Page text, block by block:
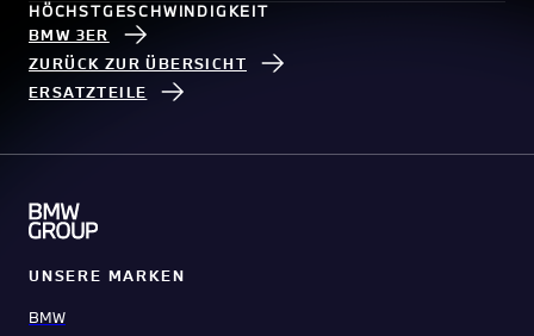
HÖCHSTGESCHWINDIGKEIT
BMW 3ER
ZURÜCK ZUR ÜBERSICHT
ERSATZTEILE
UNSERE MARKEN
BMW